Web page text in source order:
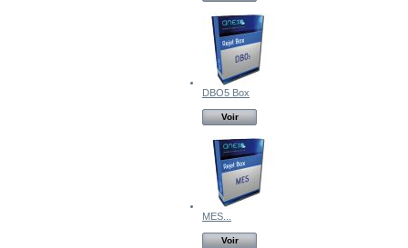
DBO5 Box
Voir
MES...
Voir